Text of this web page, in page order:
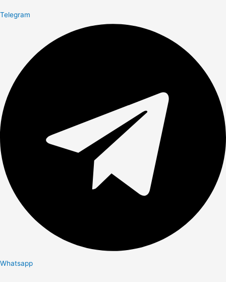
Telegram
Whatsapp